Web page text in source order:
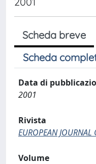
Scheda breve
Scheda
Data di
2001
Rivista
EUROPEAN JOURNAL
Volume